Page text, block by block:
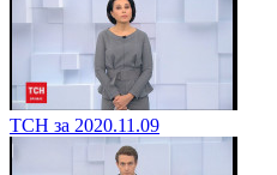
ТСН за 2020.11.09